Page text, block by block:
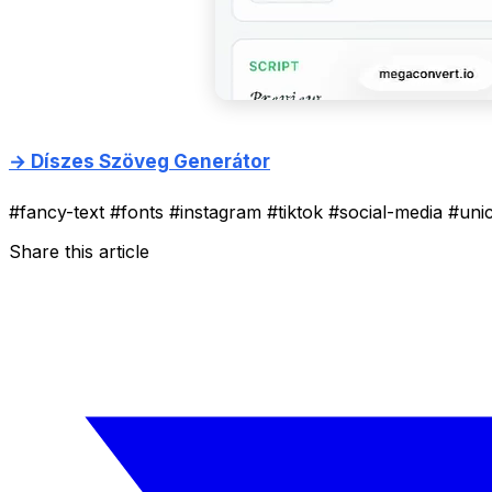
→ Díszes Szöveg Generátor
#fancy-text #fonts #instagram #tiktok #social-media
Share this article